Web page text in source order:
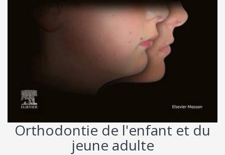
Orthodontie de l'enfant et du
jeune adulte